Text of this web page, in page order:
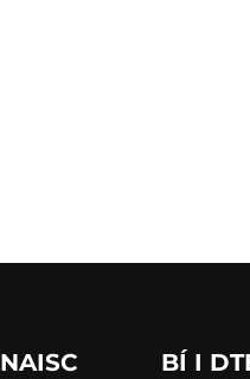
NAISC
BÍ I